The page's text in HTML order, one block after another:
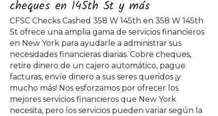
cheques en 145th St y más
CFSC Checks Cashed 358 W 145th en 358 W 145th
St ofrece una amplia gama de servicios financieros
en New York para ayudarle a administrar sus
necesidades financieras diarias. Cobre cheques,
retire dinero de un cajero automático, pague
facturas, envíe dinero a sus seres queridos ¡y
mucho más! Nos esforzamos por ofrecer los
mejores servicios financieros que New York
necesita, pero los servicios pueden variar según la